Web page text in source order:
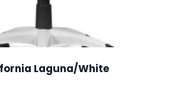
Laguna/White